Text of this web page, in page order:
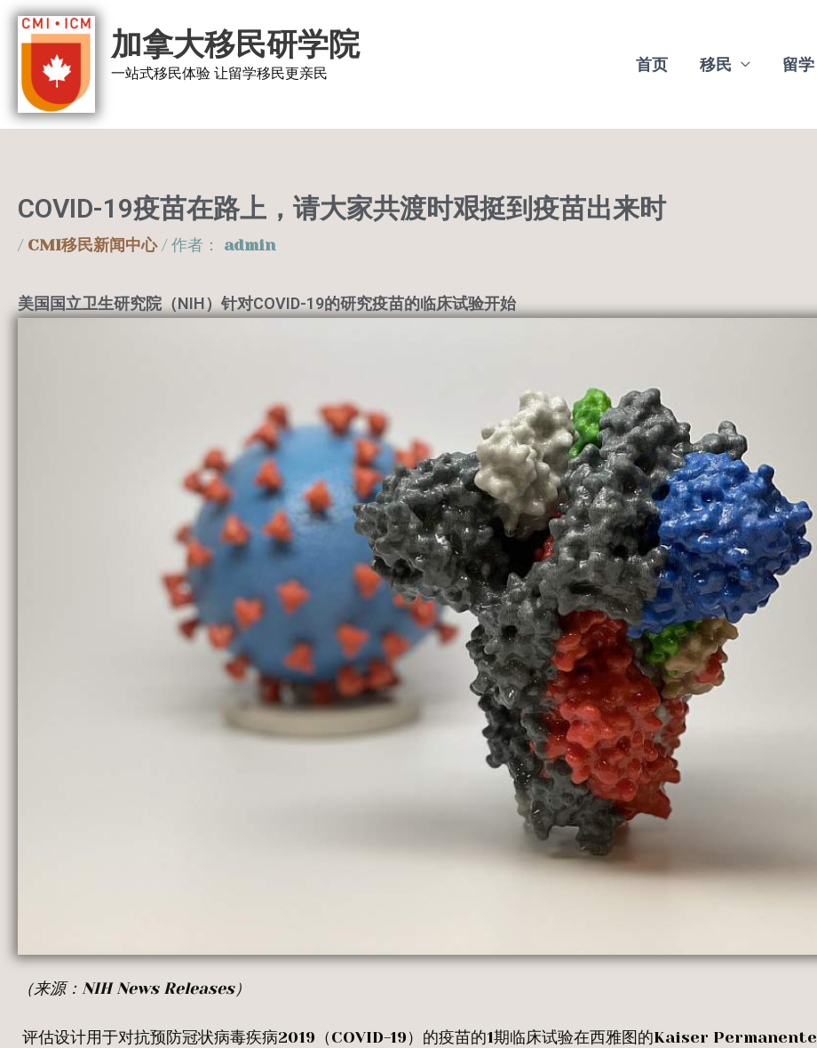
跳
加拿大移民研学院
一站式移民体验 让留学移民更亲民 首页 移民 留学
COVID-19疫苗在路上，请大家共渡时艰挺到疫苗出来时
/ CMI移民新闻中心/ 作者： admin
美国国立卫生研究院（NIH）针对COVID-19的研究疫苗的临床试验开始
（来源： NIH News Releases）
评估设计用于对抗预防冠状病毒疾病2019（COVID-19）的疫苗的1期临床试验在西雅图的Kaiser Permanente